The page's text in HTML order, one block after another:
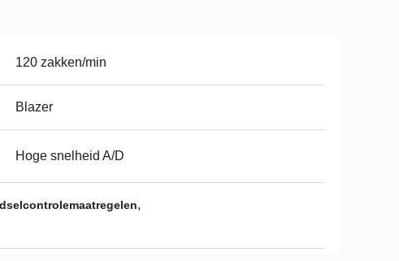
120 zakken/min
Blazer
Hoge snelheid A/D
,